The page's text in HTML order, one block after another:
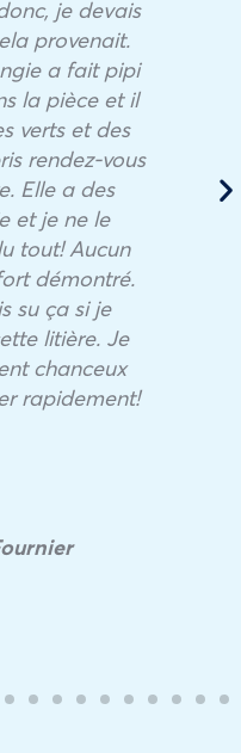
je devais
provenait.
a fait pipi
la pièce et il
verts et des
rendez-vous
Elle a des
et je ne le
tout! Aucun
démontré.
su ça si je
litière. Je
chanceux
rapidement!